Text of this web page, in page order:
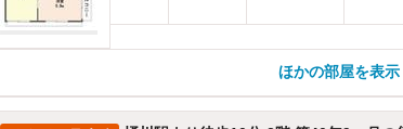
ほかの部屋を表示
ほかの部屋は見つかりませんでした